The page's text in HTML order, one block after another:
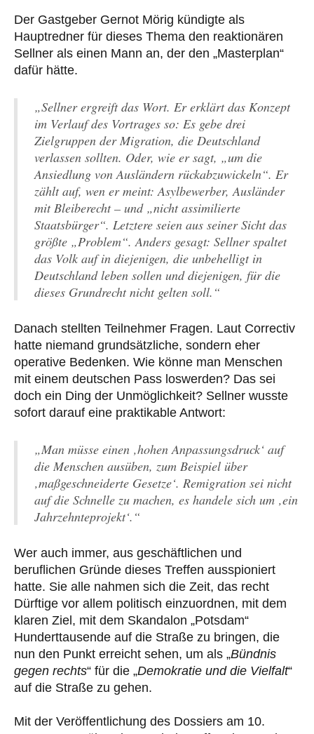
Der Gastgeber Gernot Mörig kündigte als
Hauptredner für dieses Thema den reaktionären
Sellner als einen Mann an, der den „Masterplan“
dafür hätte.
„Sellner ergreift das Wort. Er erklärt das Konzept
im Verlauf des Vortrages so: Es gebe drei
Zielgruppen der Migration, die Deutschland
verlassen sollten. Oder, wie er sagt, „um die
Ansiedlung von Ausländern rückabzuwickeln“. Er
zählt auf, wen er meint: Asylbewerber, Ausländer
mit Bleiberecht – und „nicht assimilierte
Staatsbürger“. Letztere seien aus seiner Sicht das
größte „Problem“. Anders gesagt: Sellner spaltet
das Volk auf in diejenigen, die unbehelligt in
Deutschland leben sollen und diejenigen, für die
dieses Grundrecht nicht gelten soll.“
Danach stellten Teilnehmer Fragen. Laut Correctiv
hatte niemand grundsätzliche, sondern eher
operative Bedenken. Wie könne man Menschen
mit einem deutschen Pass loswerden? Das sei
doch ein Ding der Unmöglichkeit? Sellner wusste
sofort darauf eine praktikable Antwort:
„Man müsse einen ‚hohen Anpassungsdruck‘ auf
die Menschen ausüben, zum Beispiel über
‚maßgeschneiderte Gesetze‘. Remigration sei nicht
auf die Schnelle zu machen, es handele sich um ‚ein
Jahrzehnteprojekt‘.“
Wer auch immer, aus geschäftlichen und
beruflichen Gründe dieses Treffen ausspioniert
hatte. Sie alle nahmen sich die Zeit, das recht
Dürftige vor allem politisch einzuordnen, mit dem
klaren Ziel, mit dem Skandalon „Potsdam“
Hunderttausende auf die Straße zu bringen, die
nun den Punkt erreicht sehen, um als „Bündnis
gegen rechts“ für die „Demokratie und die Vielfalt“
auf die Straße zu gehen.
Mit der Veröffentlichung des Dossiers am 10.